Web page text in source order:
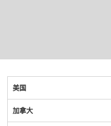
美国
加拿大